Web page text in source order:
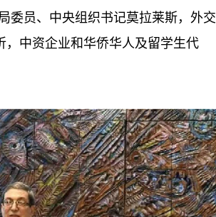
委员、中央组织书记莫拉莱斯，外交
中资企业和华侨华人及留学生代